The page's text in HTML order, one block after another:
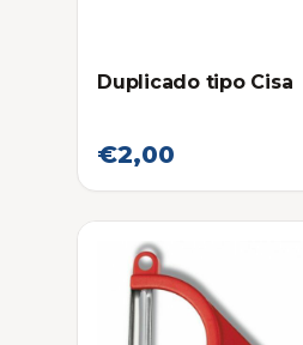
Duplicado tipo Cisa
€2,00